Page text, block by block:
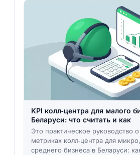
KPI колл‑центра для малого
Беларуси: что считать и как
Это практическое руководство
метриках колл‑центра для
среднего бизнеса в Беларуси: